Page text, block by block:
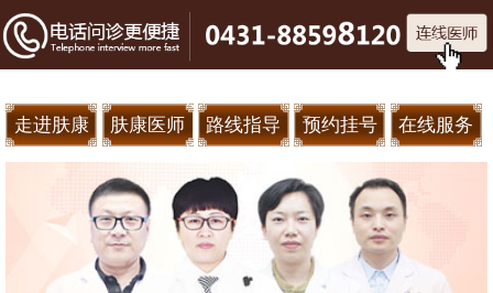
走进肤康 肤康医师 路线指导 预约挂号 在线服务